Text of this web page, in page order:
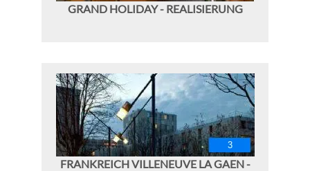
GRAND HOLIDAY - REALISIERUNG
FRANKREICH VILLENEUVE LA GAEN -